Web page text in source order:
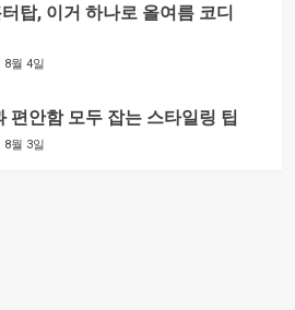
탑, 이거 하나로 올여름 코디
8월 4일
편안함 모두 잡는 스타일링 팁
8월 3일